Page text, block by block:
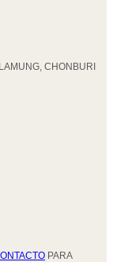
CHONBURI
PARA